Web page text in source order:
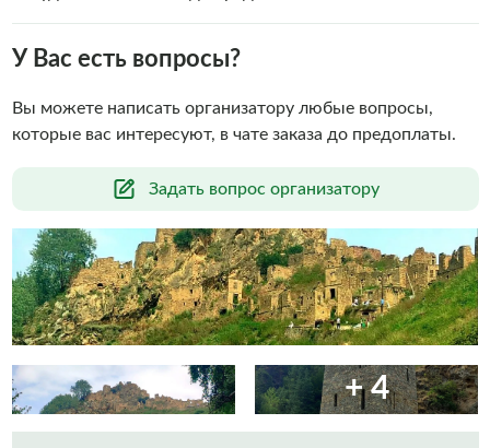
У Вас есть вопросы?
Задать вопрос организатору
Вы можете написать организатору любые вопросы,
которые вас интересуют, в чате заказа до предоплаты.
+ 4